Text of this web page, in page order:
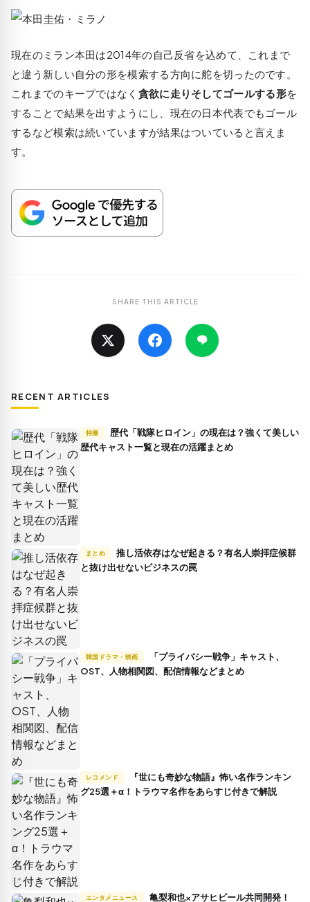
現在のミラン本田は2014年の自己反省を込めて、これまで
と違う新しい自分の形を模索する方向に舵を切ったのです。
これまでのキープではなく 貪欲に走りそしてゴールする形を
することで結果を出すようにし、現在の日本代表でもゴール
するなど模索は続いていますが結果はついていると言えま
す。
SHARE THIS ARTICLE
RECENT ARTICLES
特撮
歴代キャスト一覧と現在の活躍まとめ
まとめ
推し活依存はなぜ起きる？有名人崇拝症候群
と抜け出せないビジネスの罠
韓国ドラマ・映画
OST、人物相関図、配信情報などまとめ
レコメンド
グ25選＋α！トラウマ名作をあらすじ付きで解説
エンタメニュース